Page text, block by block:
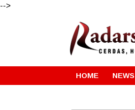
-->
HOME NEWS